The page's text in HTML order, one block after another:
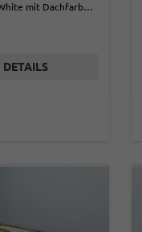
Pure-White mit Dachfarbe in Deep Black Perleffekt
DETAILS